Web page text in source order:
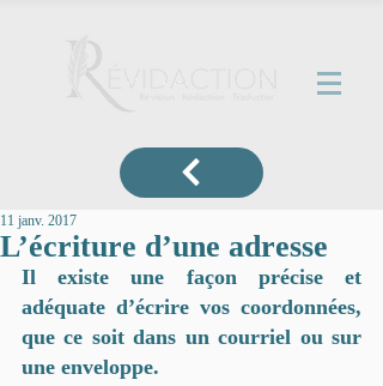
L’écriture d’une adresse
11 janv. 2017
Il existe une façon précise et
adéquate d’écrire vos coordonnées,
que ce soit dans un courriel ou sur
une enveloppe.